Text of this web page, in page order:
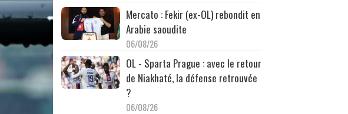
Mercato : Fekir (ex-OL) rebondit en
Arabie saoudite
06/08/26
OL - Sparta Prague : avec le retour
de Niakhaté, la défense retrouvée
?
06/08/26